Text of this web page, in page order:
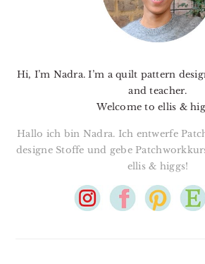
Hi, I’m Nadra. I’m a quilt pattern
and teacher.
Welcome to ellis &
Hallo ich bin Nadra. Ich entwerfe
designe Stoffe und gebe
ellis & higgs!